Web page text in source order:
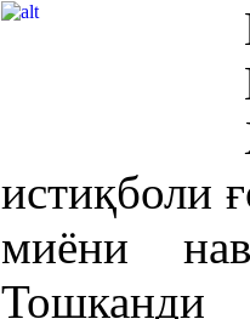
истиқболи
миёни